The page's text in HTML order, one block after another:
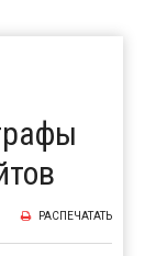
РАСПЕЧАТАТЬ